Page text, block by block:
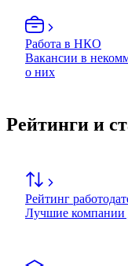
Работа в НКО
Вакансии в
о них
Рейтинги и
Рейтинг
Лучшие компании